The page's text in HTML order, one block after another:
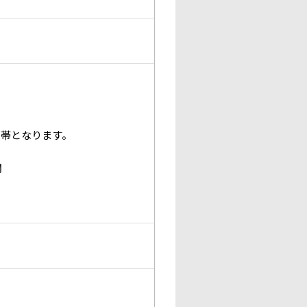
となります。